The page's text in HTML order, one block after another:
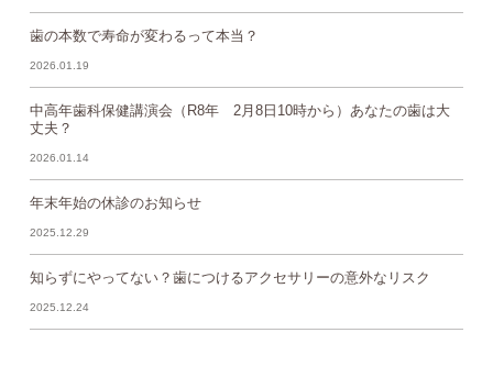
歯の本数で寿命が変わるって本当？
2026.01.19
中高年歯科保健講演会（R8年 2月8日10時から）あなたの歯は大
丈夫？
2026.01.14
年末年始の休診のお知らせ
2025.12.29
知らずにやってない？歯につけるアクセサリーの意外なリスク
2025.12.24